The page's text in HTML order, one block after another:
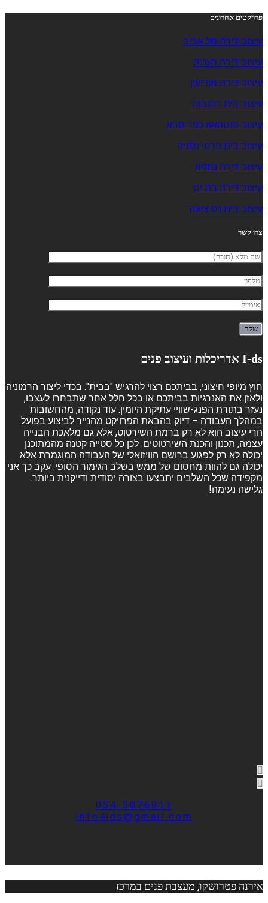
פרויקטים אחרונים
עיצוב דירה תל אביב
עיצוב דירה רעננה
עיצוב דירה מודיעין
עיצוב בית רחובות
עיצוב פנטהאוז כפר סבא
עיצוב בית פרטי נתניה
עיצוב דירה נתניה
עיצוב דירה בת ים
עיצוב בית נס ציונה
צרו קשר
I-ds אדריכלות ועיצוב פנים
חוץ מיופי חיצוני, בביתכם רצוי להרגיש "בבית". בכדי ליצור הרמוניה
ולאזן את האנרגיות בביתכם או בכל חלל אחר שתבחרו לעצבו,
נעזר בתורת הפנג-שוויי עתיקת היומין. עוד נקודה, מהחשובות
במהלך העבודה – דיוק בהבאת הפרויקט מהנייר לביצוע בפועל.
הרי עיצוב הוא לא רק ברמת השירטוט, אלא גם מלאכת הבנייה
עצמה, תכנון והכנת השירטוטים. לכן כל סטייה קטנה מהמתוכנן
יכולה לא רק לפגוע ברושם הוויזואלי של העבודה המוגמרת אלא
יכולה גם להוות מחסום של ממש בשלב הגימור הסופי. עקב כך אני
מקפידה שכל השלבים יתבצעו בצורה יסודית ודייקנית ביותר.
גלישה נעימה!
054-3076911
info4ids@gmail.com
אירנה פטרושקו, מעצבת פנים במרכז